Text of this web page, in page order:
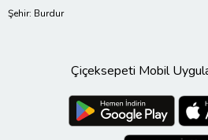
Şehir: Burdur
Çiçeksepeti Mobil